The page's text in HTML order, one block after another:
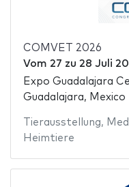
COMVET 2026
Vom 27 zu 28 Juli
Expo Guadalajara
Guadalajara, Mexico
Tierausstellung,
Heimtiere